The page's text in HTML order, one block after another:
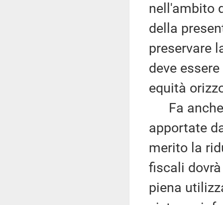
nell'ambito
della
preservare
deve
equità
Fa anche
apportate
merito la
fiscali
piena